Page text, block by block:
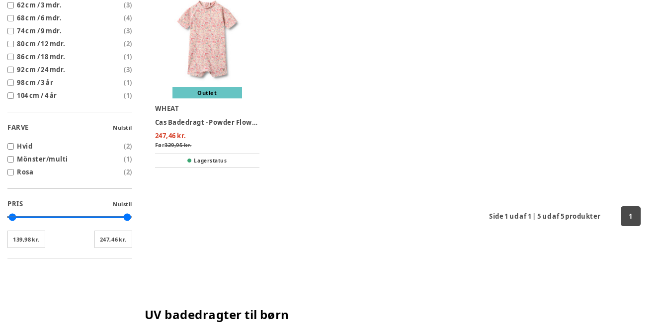
62 cm / 3 mdr. (3)
68 cm / 6 mdr.
(4)
74 cm / 9 mdr.
(3)
80 cm / 12 mdr.
(2)
86 cm / 18 mdr.
(1)
92 cm / 24 mdr.
(3)
98 cm / 3 år
(1)
104 cm / 4 år
(1)
FARVE Nulstil
Hvid (2)
Mönster/multi
(1)
Rosa
(2)
PRIS Nulstil
139,98 kr. 247,46 kr.
Outlet
WHEAT
Cas Badedragt - Powder Flowers And Seashells
247,46 kr.
Før329,95 kr.
Lagerstatus
Side 1 ud af1 |5 ud af5produkter 1
UV badedragter til børn